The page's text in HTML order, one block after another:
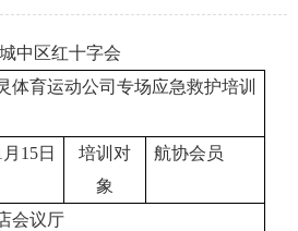
中区红十字会
体育运动公司 专场应急救护培训
月 1 5日
培训对
象
航协会员
会议厅